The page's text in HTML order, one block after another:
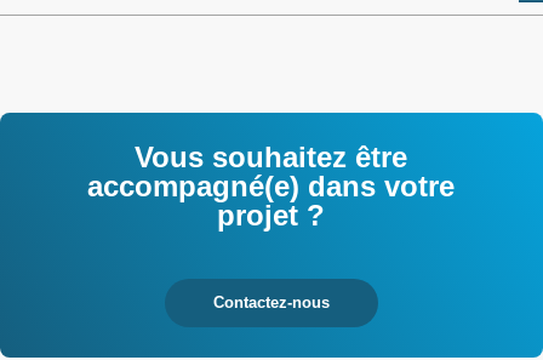
Vous souhaitez être
accompagné(e) dans votre
projet ?
Contactez-nous